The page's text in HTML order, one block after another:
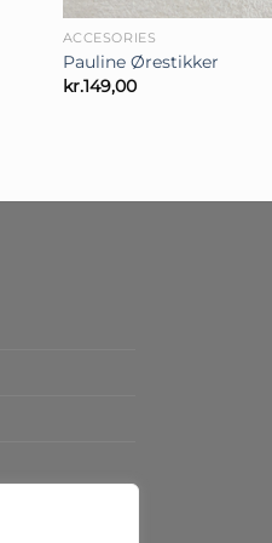
ACCESORIES
Pauline Ørestikker
kr.149,00